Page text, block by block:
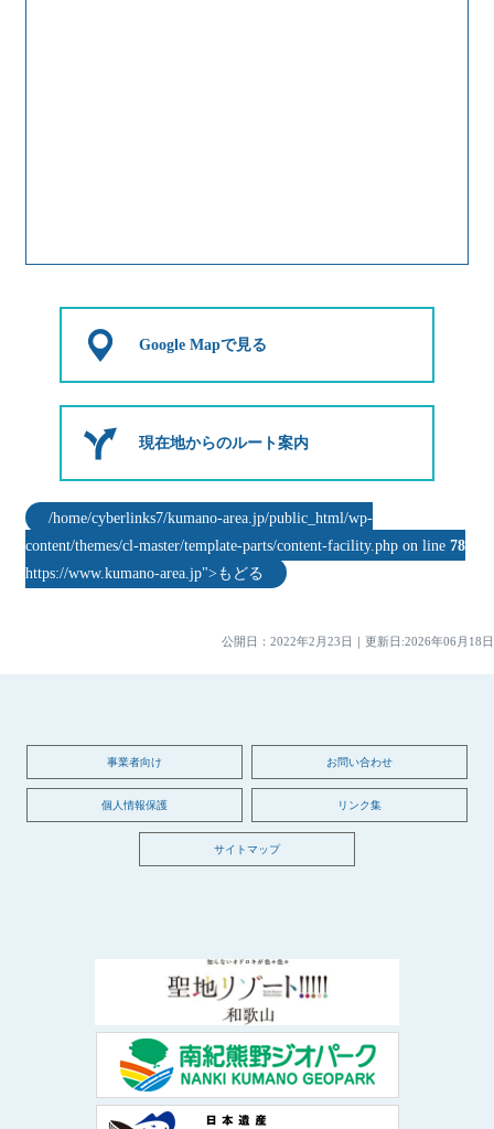
Google Mapで見る
現在地からのルート案内
/home/cyberlinks7/kumano-area.jp/public_html/wp-
content/themes/cl-master/template-parts/content-facility.php on line 78
https://www.kumano-area.jp">もどる
公開日： 2022年2月23日 更新日:2026年06月18日
事業者向け お問い合わせ
個人情報保護 リンク集
サイトマップ